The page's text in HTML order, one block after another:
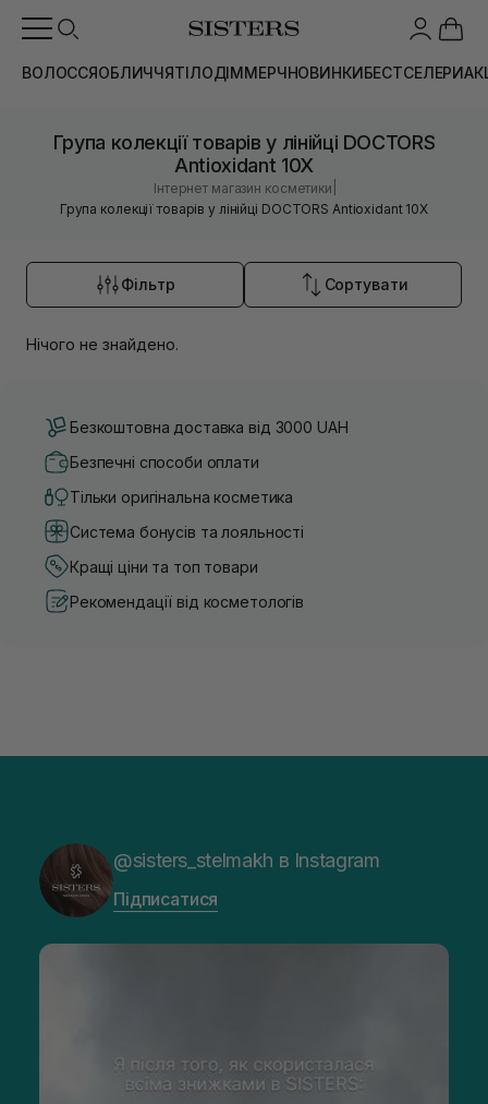
ВОЛОССЯОБЛИЧЧЯТІЛОДІММЕРЧНОВИНКИБЕСТСЕЛЕРИ
Група колекції товарів у лінійці DOCTORS
Antioxidant 10X
Інтернет магазин косметики
Група колекції товарів у лінійці DOCTORS Antioxidant 10X
Фільтр Сортувати
Нічого не знайдено.
Безкоштовна доставка від 3000 UAH
Безпечні способи оплати
Тільки оригінальна косметика
Система бонусів та лояльності
Кращі ціни та топ товари
Рекомендації від косметологів
@sisters_stelmakh в Instagram
Підписатися